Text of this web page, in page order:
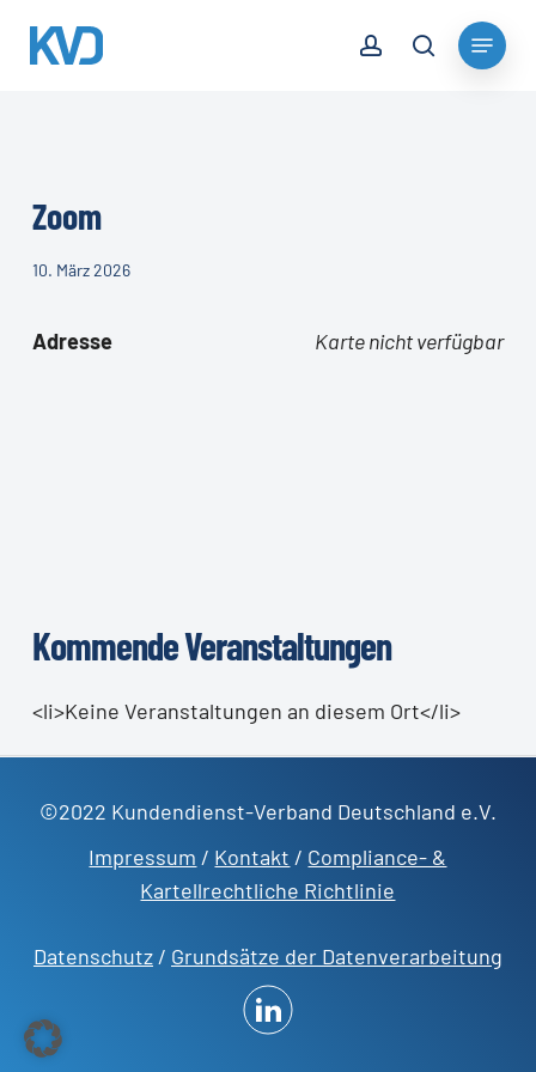
search
Menu
Zoom
10. März 2026
Karte nicht verfügbar
Adresse
Kommende Veranstaltungen
<li>Keine Veranstaltungen an diesem Ort</li>
©2022 Kundendienst-Verband Deutschland e.V.
Impressum / Kontakt / Compliance- &
Kartellrechtliche Richtlinie
Datenschutz/ Grundsätze der Datenverarbeitung
Close